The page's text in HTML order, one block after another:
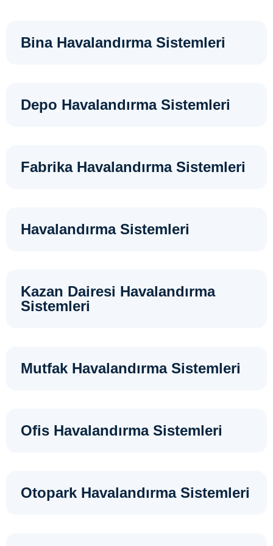
Bina Havalandırma Sistemleri
Depo Havalandırma Sistemleri
Fabrika Havalandırma Sistemleri
Havalandırma Sistemleri
Kazan Dairesi Havalandırma
Sistemleri
Mutfak Havalandırma Sistemleri
Ofis Havalandırma Sistemleri
Otopark Havalandırma Sistemleri